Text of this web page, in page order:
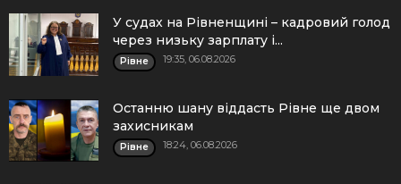
У судах на Рівненщині – кадровий голод
через низьку зарплату і...
Рівне 19:35, 06.08.2026
Останню шану віддасть Рівне ще двом
захисникам
Рівне 18:24, 06.08.2026